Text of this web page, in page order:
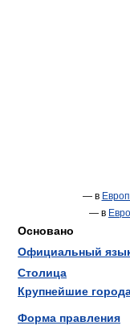
— в
— в
Основано
Официальный
Столица
Крупнейшие
Форма правления